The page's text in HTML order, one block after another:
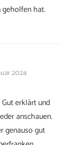
hat.
2024
erklärt und
anschauen.
genauso gut